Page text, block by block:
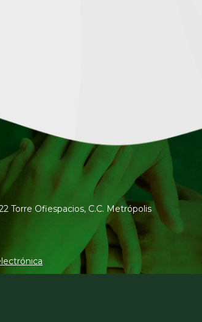
Torre Ofiespacios, C.C. Metrópolis